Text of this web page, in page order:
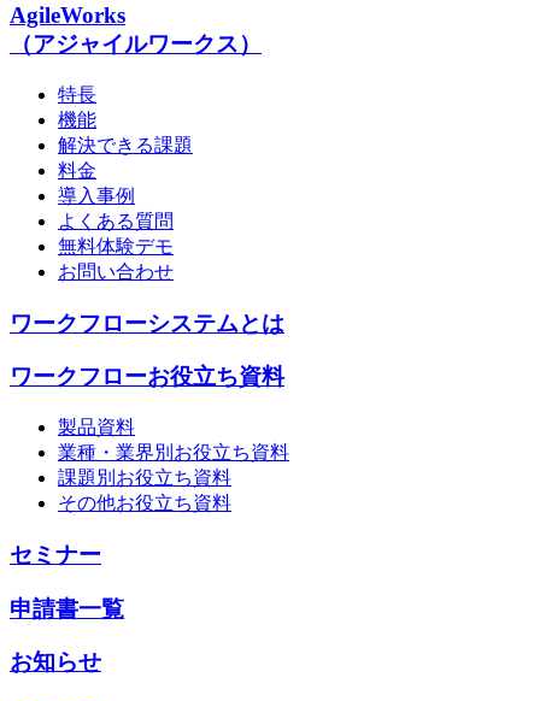
AgileWorks
（アジャイルワークス）
特長
機能
解決できる課題
料金
導入事例
よくある質問
無料体験デモ
お問い合わせ
ワークフローシステムとは
ワークフローお役立ち資料
製品資料
業種・業界別お役立ち資料
課題別お役立ち資料
その他お役立ち資料
セミナー
申請書一覧
お知らせ